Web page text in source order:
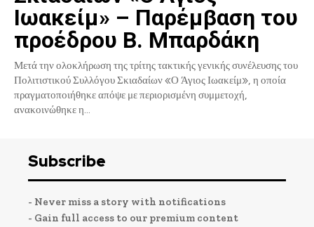
Ιωακείμ» – Παρέμβαση του
προέδρου Β. Μπαρδάκη
Μετά την ολοκλήρωση της τρίτης τακτικής γενικής συνέλευσης του
Πολιτιστικού Συλλόγου Σκιαδαίων «Ο Άγιος Ιωακείμ», η οποία
πραγματοποιήθηκε απόψε με περιορισμένη συμμετοχή,
ανακοινώθηκε η...
Subscribe
- Never miss a story with notifications
- Gain full access to our premium content